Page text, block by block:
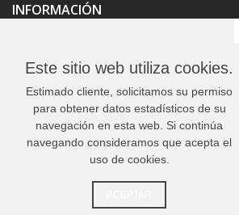
INFORMACIÓN
CONTACTO
© MARKETING
Este sitio web utiliza cookies.
Estimado cliente, solicitamos su permiso
para obtener datos estadísticos de su
navegación en esta web. Si continúa
navegando consideramos que acepta el
uso de cookies.